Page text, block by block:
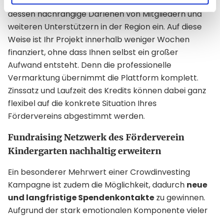
dessen nachrangige Darlehen von Mitgliedern und
weiteren Unterstützern in der Region ein. Auf diese
Weise ist Ihr Projekt innerhalb weniger Wochen
finanziert, ohne dass Ihnen selbst ein großer
Aufwand entsteht. Denn die professionelle
Vermarktung übernimmt die Plattform komplett.
Zinssatz und Laufzeit des Kredits können dabei ganz
flexibel auf die konkrete Situation Ihres
Fördervereins abgestimmt werden.
Fundraising Netzwerk des Förderverein
Kindergarten nachhaltig erweitern
Ein besonderer Mehrwert einer Crowdinvesting
Kampagne ist zudem die Möglichkeit, dadurch neue
und langfristige Spendenkontakte zu gewinnen.
Aufgrund der stark emotionalen Komponente vieler